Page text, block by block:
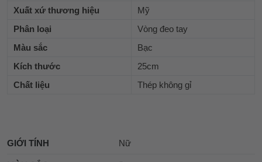
Xuất xứ thương hiệu
Mỹ
Phân loại
Vòng đeo tay
Màu sắc
Bạc
Kích thước
25cm
Chất liệu
Thép không gỉ
GIỚI TÍNH Nữ